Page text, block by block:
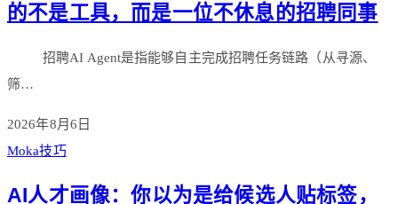
的不是工具，而是一位不休息的招聘同事
招聘AI Agent是指能够自主完成招聘任务链路（从寻源、
筛…
2026年8月6日
Moka技巧
AI人才画像：你以为是给候选人贴标签，